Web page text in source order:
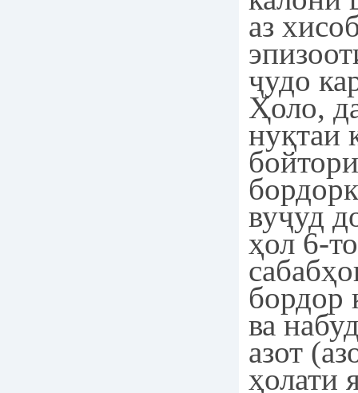
аз
ҷудо
Ҳоло,
нуқтаи
вуҷуд
ҳол 6-
бордор
ва
азот
ҳолати